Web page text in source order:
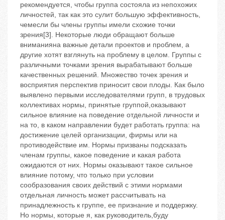
рекомендуется, чтобы группа состояла из непохожих
личностей, так как это сулит большую эффективность,
чемесли бы члены группы имели схожие точки
зрения[3]. Некоторые люди обращают больше
вниманияна важные детали проектов и проблем, а
другие хотят взглянуть на проблему в целом. Группы с
различными точками зрения вырабатывают больше
качественных решений. Множество точек зрения и
восприятия перспектив приносит свои плоды. Как было
выявлено первыми исследователями групп, в трудовых
коллективах нормы, принятые группой,оказывают
сильное влияние на поведение отдельной личности и
на то, в каком направлении будет работать группа: на
достижение целей организации, фирмы или на
противодействие им. Нормы призваны подсказать
членам группы, какое поведение и какая работа
ожидаются от них. Нормы оказывают такое сильное
влияние потому, что только при условии
сообразования своих действий с этими нормами
отдельная личность может рассчитывать на
принадлежность к группе, ее признание и поддержку.
Но нормы, которые я, как руководитель,буду